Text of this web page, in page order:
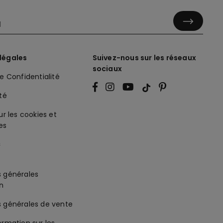
Confidentialité
les cookies et
générales
générales de vente
Suivez-nous sur les réseaux
sociaux